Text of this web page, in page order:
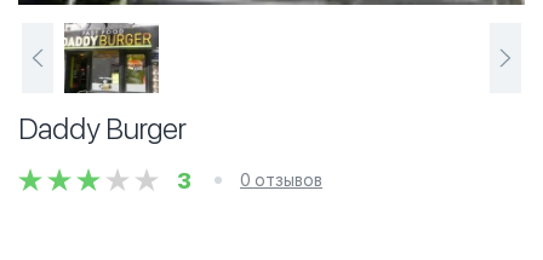
Daddy Burger
3 0 отзывов